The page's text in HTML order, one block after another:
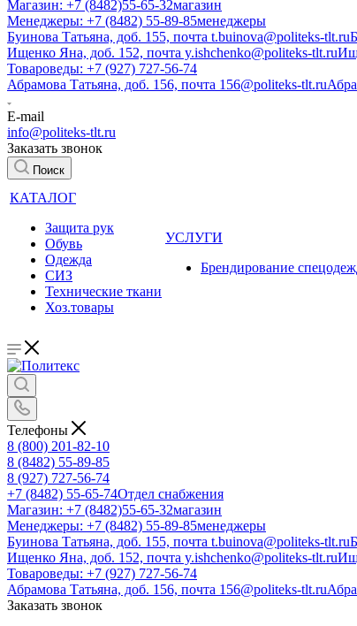
Магазин: +7 (8482)55-65-32магазин
Менеджеры: +7 (8482) 55-89-85менеджеры
Буинова Татьяна, доб. 155, почта t.buinova@politeks-tlt.ru
Ищенко Яна, доб. 152, почта y.ishchenko@politeks-tlt.ru
Товароведы: +7 (927) 727-56-74
Абрамова Татьяна, доб. 156, почта 156@politeks-tlt.ru
E-mail
info@politeks-tlt.ru
Заказать звонок
Поиск
КАТАЛОГ
Защита рук
Обувь
Одежда
СИЗ
Технические ткани
Хоз.товары
УСЛУГИ
Брендирование
Телефоны
8 (800) 201-82-10
8 (8482) 55-89-85
8 (927) 727-56-74
+7 (8482) 55-65-74Отдел снабжения
Магазин: +7 (8482)55-65-32магазин
Менеджеры: +7 (8482) 55-89-85менеджеры
Буинова Татьяна, доб. 155, почта t.buinova@politeks-tlt.ru
Ищенко Яна, доб. 152, почта y.ishchenko@politeks-tlt.ru
Товароведы: +7 (927) 727-56-74
Абрамова Татьяна, доб. 156, почта 156@politeks-tlt.ru
Заказать звонок